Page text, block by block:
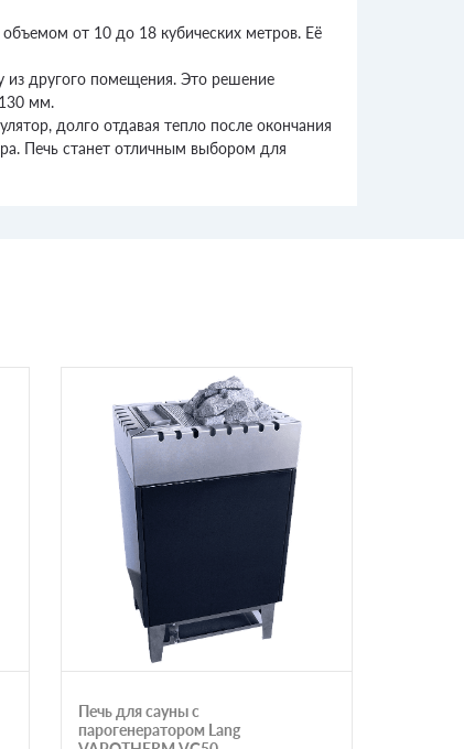
от 10 до 18 кубических метров. Её
из другого помещения. Это решение
мм.
долго отдавая тепло после окончания
Печь станет отличным выбором для
Печь для сауны с
парогенератором Lang